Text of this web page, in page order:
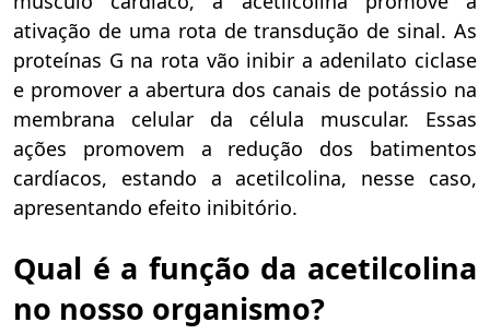
ativação de uma rota de transdução de sinal. As
proteínas G na rota vão inibir a adenilato ciclase
e promover a abertura dos canais de potássio na
membrana celular da célula muscular. Essas
ações promovem a redução dos batimentos
cardíacos, estando a acetilcolina, nesse caso,
apresentando efeito inibitório.
Qual é a função da acetilcolina
no nosso organismo?